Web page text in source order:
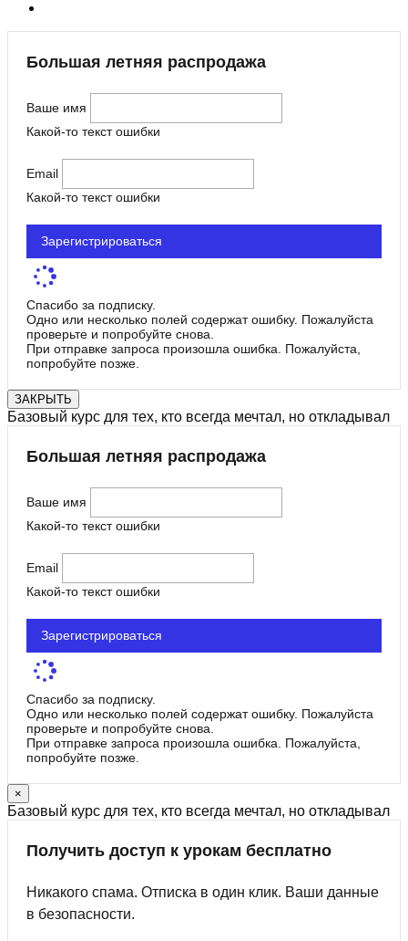
Большая летняя распродажа
Ваше имя
Какой-то текст ошибки
Email
Какой-то текст ошибки
Зарегистрироваться
Спасибо за подписку.
Одно или несколько полей содержат ошибку. Пожалуйста
проверьте и попробуйте снова.
При отправке запроса произошла ошибка. Пожалуйста,
попробуйте позже.
ЗАКРЫТЬ
Базовый курс для тех, кто всегда мечтал, но откладывал
Большая летняя распродажа
Ваше имя
Какой-то текст ошибки
Email
Какой-то текст ошибки
Зарегистрироваться
Спасибо за подписку.
Одно или несколько полей содержат ошибку. Пожалуйста
проверьте и попробуйте снова.
При отправке запроса произошла ошибка. Пожалуйста,
попробуйте позже.
×
Базовый курс для тех, кто всегда мечтал, но откладывал
Получить доступ к урокам бесплатно
Никакого спама. Отписка в один клик. Ваши данные
в безопасности.